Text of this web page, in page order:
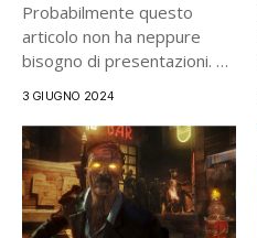
Probabilmente questo
articolo non ha neppure
bisogno di presentazioni. Se
3 GIUGNO 2024